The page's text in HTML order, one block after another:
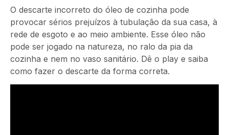
O descarte incorreto do óleo de cozinha pode
provocar sérios prejuízos à tubulação da sua casa, à
rede de esgoto e ao meio ambiente. Esse óleo não
pode ser jogado na natureza, no ralo da pia da
cozinha e nem no vaso sanitário. Dê o play e saiba
como fazer o descarte da forma correta.